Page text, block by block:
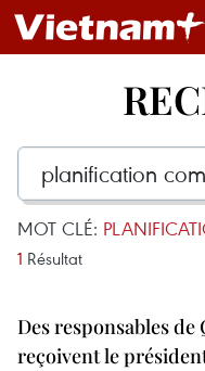
MOT CLÉ:
1 Résultat
Des responsables
reçoivent le